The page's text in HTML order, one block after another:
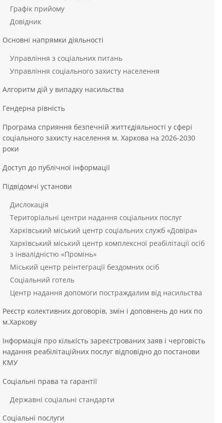
Графік прийому
Довідник
Основні напрямки діяльності
Управління з соціальних питань
Управління соціального захисту населення
Алгоритм дій у випадку насильства
Гендерна рівність
Програма сприяння безпечній життєдіяльності у сфері
соціального захисту населення м. Харкова на 2026-2030
роки
Доступ до публічної інформації
Підвідомчі установи
Дислокація
Територіальні центри надання соціальних послуг
Харківський міський центр соціальних служб «Довіра»
Харківський міський центр комплексної реабілітації осіб
з інвалідністю «Промінь»
Міський центр реінтеграції бездомних осіб
Соціальний готель
Центр надання допомоги постраждалим від насильства
Реєстр колективних договорів, змін і доповнень до них по
м.Харкову
Інформація про кількість зареєстрованих заяв і черговість
надання реабілітаційних послуг відповідно до постанови
КМУ
Соціальні права та гарантії
Державні соціальні стандарти
Соціальні послуги